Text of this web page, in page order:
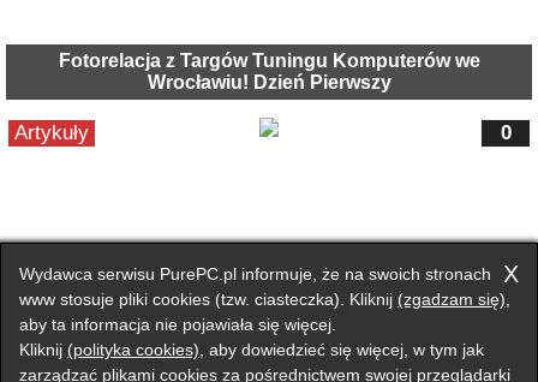
Fotorelacja z Targów Tuningu Komputerów we
Wrocławiu! Dzień Pierwszy
CeBIT 2007 - nasza fotorealacja
0
Artykuły
Przełącz na wersję klasyczną strony
Zgłoś błąd na stronie
X
Wydawca serwisu PurePC.pl informuje, że na swoich stronach
www stosuje pliki cookies (tzw. ciasteczka). Kliknij (zgadzam się)
aby ta informacja nie pojawiała się więcej.
Kliknij (polityka cookies) , aby dowiedzieć się więcej, w tym jak
zarządzać plikami cookies za pośrednictwem swojej przeglądarki